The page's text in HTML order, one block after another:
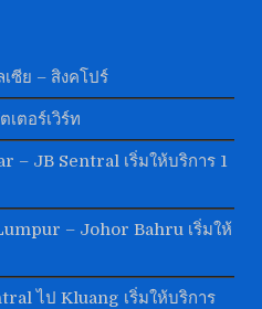
ซีย – สิงคโปร์
เตอร์เวิร์ท
– JB Sentral เริ่มให้บริการ 1
– Johor Bahru เริ่มให้
ไป Kluang เริ่มให้บริการ